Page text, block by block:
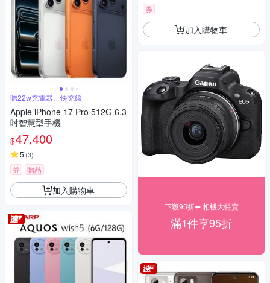
贈22w充電器、快充線
Apple iPhone 17 Pro 512G 6.3
吋智慧型手機
$47,400
5 (3)
券 贈品
加入購物車
券
加入購物車
下殺95折⬅︎ 相機大特賣
滿1件享95折